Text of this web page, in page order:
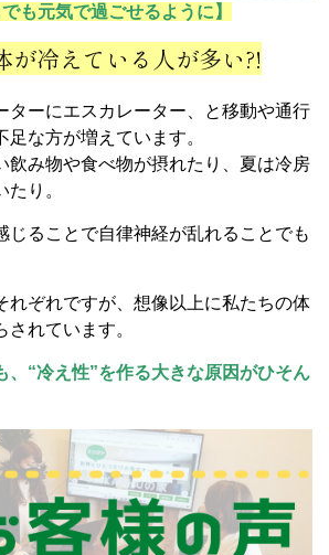
でも元気で過ごせるように】
冷えている人が多い?!
ターにエスカレーター、と移動や通行
な方が増えています。
飲み物や食べ物が摂れたり、夏は冷房
り。
じることで自律神経が乱れることでも
れぞれですが、想像以上に私たちの体
れています。
、“冷え性”を作る大きな原因がひそん